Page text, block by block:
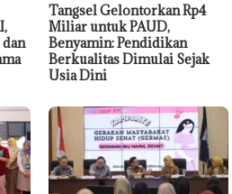
Tangsel Gelontorkan Rp4
Miliar untuk PAUD,
Benyamin: Pendidikan
Berkualitas Dimulai Sejak
Usia Dini